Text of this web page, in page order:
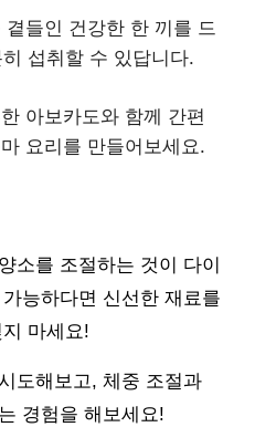
들인 건강한 한 끼를 드
섭취할 수 있답니다.
아보카도와 함께 간편
요리를 만들어보세요.
소를 조절하는 것이 다이
능하다면 신선한 재료를
마세요!
도해보고, 체중 조절과
경험을 해보세요!